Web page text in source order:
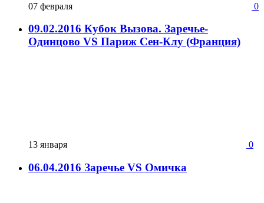
07 февраля 0
09.02.2016 Кубок Вызова. Заречье-
Одинцово VS Париж Сен-Клу (Франция)
13 января 0
06.04.2016 Заречье VS Омичка